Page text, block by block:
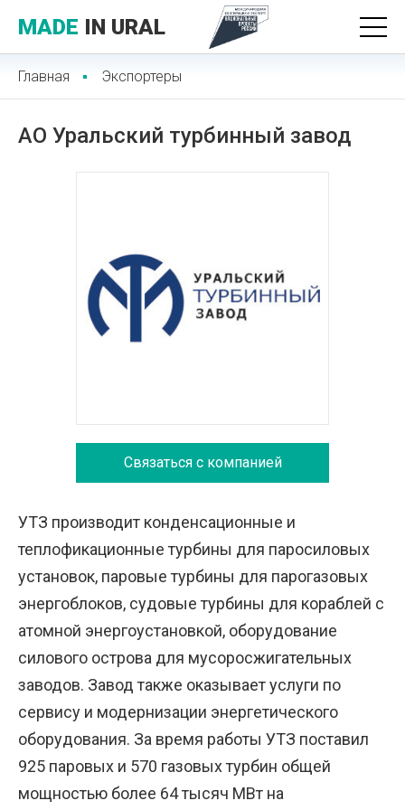
MADE IN URAL
Главная Экспортеры
АО Уральский турбинный завод
Связаться с компанией
УТЗ производит конденсационные и
теплофикационные турбины для паросиловых
установок, паровые турбины для парогазовых
энергоблоков, судовые турбины для кораблей с
атомной энергоустановкой, оборудование
силового острова для мусоросжигательных
заводов. Завод также оказывает услуги по
сервису и модернизации энергетического
оборудования. За время работы УТЗ поставил
925 паровых и 570 газовых турбин общей
мощностью более 64 тысяч МВт на